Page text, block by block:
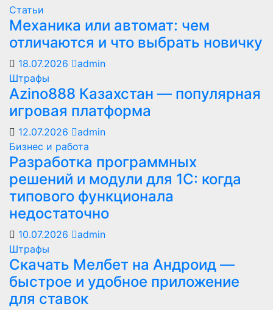
Статьи
Механика или автомат: чем
отличаются и что выбрать новичку
18.07.2026
admin
Штрафы
Azino888 Казахстан — популярная
игровая платформа
12.07.2026
admin
Бизнес и работа
Разработка программных
решений и модули для 1С: когда
типового функционала
недостаточно
10.07.2026
admin
Штрафы
Скачать Мелбет на Андроид —
быстрое и удобное приложение
для ставок